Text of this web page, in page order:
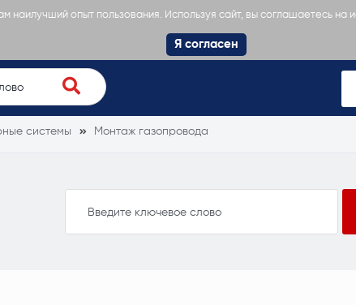
наилучший опыт пользования. Используя сайт, вы соглашаетесь на
Я согласен
системы Монтаж газопровода